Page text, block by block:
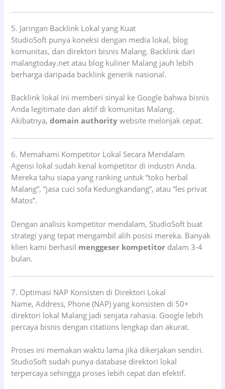
5. Jaringan Backlink Lokal yang Kuat
StudioSoft punya koneksi dengan media lokal, blog
komunitas, dan direktori bisnis Malang. Backlink dari
malangtoday.net atau blog kuliner Malang jauh lebih
berharga daripada backlink generik nasional.
Backlink lokal ini memberi sinyal ke Google bahwa bisnis
Anda legitimate dan aktif di komunitas Malang.
Akibatnya,domain authority website melonjak cepat.
6. Memahami Kompetitor Lokal Secara Mendalam
Agensi lokal sudah kenal kompetitor di industri Anda.
Mereka tahu siapa yang ranking untuk “toko herbal
Malang”, “jasa cuci sofa Kedungkandang”, atau “les privat
Matos”.
Dengan analisis kompetitor mendalam, StudioSoft buat
strategi yang tepat mengambil alih posisi mereka. Banyak
klien kami berhasil menggeser kompetitor dalam 3-4
bulan.
7. Optimasi NAP Konsisten di Direktori Lokal
Name, Address, Phone (NAP) yang konsisten di 50+
direktori lokal Malang jadi senjata rahasia. Google lebih
percaya bisnis dengan citations lengkap dan akurat.
Proses ini memakan waktu lama jika dikerjakan sendiri.
StudioSoft sudah punya database direktori lokal
terpercaya sehingga proses lebih cepat dan efektif.